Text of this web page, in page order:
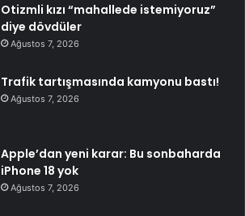
Otizmli kızı “mahallede istemiyoruz”
diye dövdüler
Ağustos 7, 2026
Trafik tartışmasında kamyonu bastı!
Ağustos 7, 2026
Apple’dan yeni karar: Bu sonbaharda
iPhone 18 yok
Ağustos 7, 2026